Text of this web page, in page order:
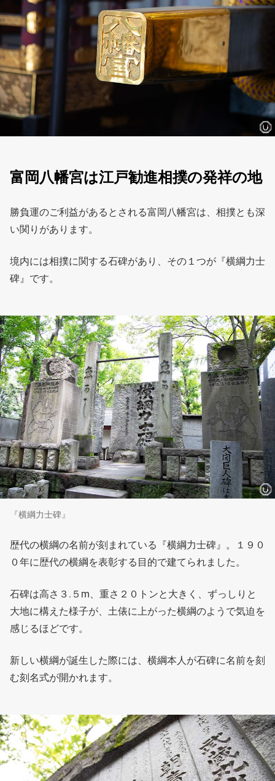
富岡八幡宮は江戸勧進相撲の発祥の地
勝負運のご利益があるとされる富岡八幡宮は、相撲とも深
い関りがあります。
境内には相撲に関する石碑があり、その１つが『横綱力士
碑』です。
『横綱力士碑』
歴代の横綱の名前が刻まれている『横綱力士碑』。１９０
０年に歴代の横綱を表彰する目的で建てられました。
石碑は高さ３.５m、重さ２０トンと大きく、ずっしりと
大地に構えた様子が、土俵に上がった横綱のようで気迫を
感じるほどです。
新しい横綱が誕生した際には、横綱本人が石碑に名前を刻
む刻名式が開かれます。